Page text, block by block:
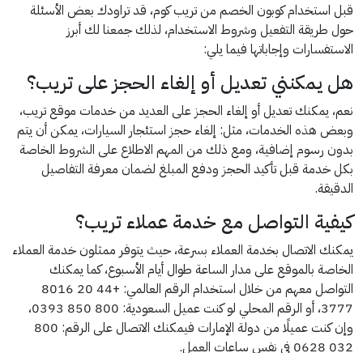
قبل استخدام كوبون الخصم من تريب كوم، قد تراودك بعض الأسئلة
حول طريقة التفعيل وشروط الاستخدام، لذلك جمعنا لك أبرز
الاستفسارات وإجاباتها فيما يلي:
هل يمكنني تعديل أو إلغاء الحجز على تريب؟
نعم، يمكنك تعديل أو إلغاء الحجز على العديد من خدمات موقع تريب،
وبعض هذه الخدمات، مثل: إلغاء حجز استئجار السيارات، يمكن أن يتم
بدون رسوم إضافية، ومع ذلك من المهم الاطلاع على الشروط الخاصة
بكل خدمة قبل تأكيد الحجز ودفع المبلغ لضمان معرفة التفاصيل
الدقيقة.
كيفية التواصل مع خدمة عملاء تريب؟
يمكنك الاتصال بخدمة العملاء بسرعة، حيث يتوفر ممثلون خدمة العملاء
الخاصة بالموقع على مدار الساعة طوال أيام الأسبوع، كما يمكنك
التواصل معهم من خلال استخدام الرقم العالمي: +44 20 8016
3777، أو الرقم المحلي لو كنت عميل السعودية: 800 850 0393،
وإن كنت عميلًا من دولة الإمارات فيمكنك الاتصال على الرقم: 800
032 0628 في نفس ساعات العمل.